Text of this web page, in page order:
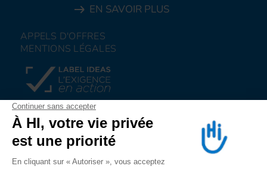
EN SAVOIR PLUS
APPELS D'OFFRES
MENTIONS LÉGALES
FAIRE UN DON
NOUS REJOINDRE
NOUS ALERTER
SUIVEZ-NOUS SUR